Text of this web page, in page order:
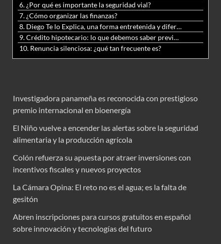
6. ¿Por qué es importante la seguridad vial?
7. ¿Cómo organizar las finanzas?
8. Diego Te lo Explica, una forma entretenida y diferente de aprender matemáticas y ciencias
9. Crédito hipotecario: lo que debemos saber previo a adquirir nuestra vivienda
10. Renuncia silenciosa: ¿qué tan frecuente es?
Investigadora panameña es reconocida con prestigioso
premio internacional en bioenergía
El Niño vuelve a encender las alertas sobre la seguridad
alimentaria y la producción agrícola
Colón refuerza su apuesta por atraer inversiones con
incentivos fiscales y nuevos proyectos
La Cámara Opina: El reto no es el agua; es la falta de
gesitón
Abren inscripciones para cursos gratuitos en español
sobre innovación y tecnologías del futuro